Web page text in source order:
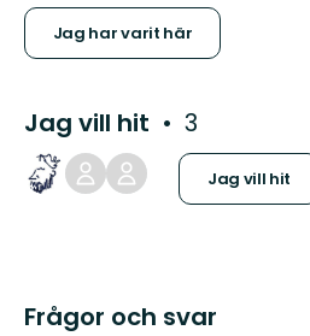
Jag har varit här
Jag vill hit 3
Jag vill hit
Frågor och svar